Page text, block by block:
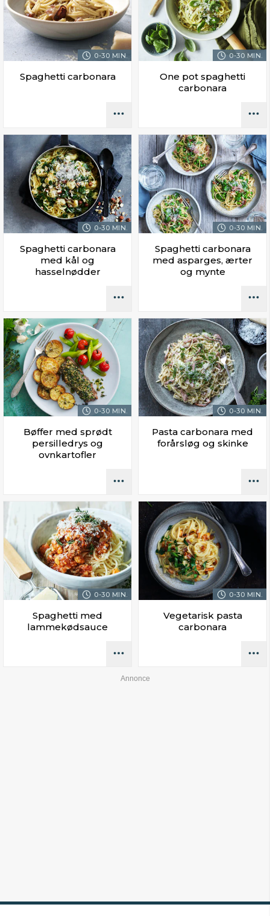
0-30 MIN.
Spaghetti carbonara
0-30 MIN.
One pot spaghetti
carbonara
0-30 MIN.
Spaghetti carbonara
med kål og
hasselnødder
0-30 MIN.
Spaghetti carbonara
med asparges, ærter
og mynte
0-30 MIN.
Bøffer med sprødt
persilledrys og
ovnkartofler
0-30 MIN.
Pasta carbonara med
forårsløg og skinke
0-30 MIN.
Spaghetti med
lammekødsauce
0-30 MIN.
Vegetarisk pasta
carbonara